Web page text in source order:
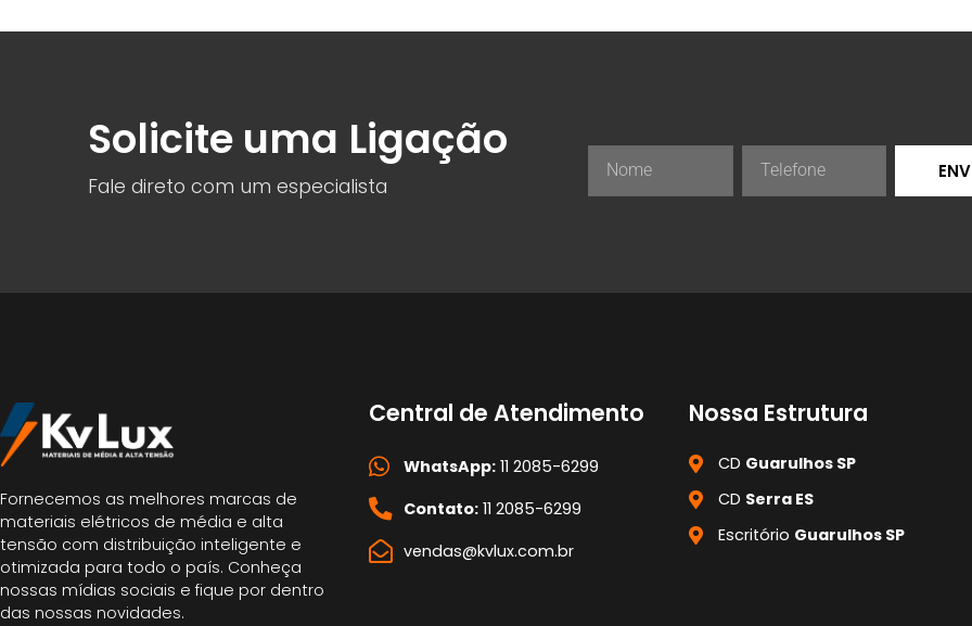
Solicite uma Ligação
Fale direto com um especialista
Fornecemos as melhores marcas de
materiais elétricos de média e alta
tensão com distribuição inteligente e
otimizada para todo o país. Conheça
nossas mídias sociais e fique por dentro
das nossas novidades.
Central de Atendimento
WhatsApp:11 2085-6299
Contato:11 2085-6299
vendas@kvlux.com.br
Nossa Estrutura
CD Guarulhos SP
CD Serra ES
Escritório Guarulhos SP